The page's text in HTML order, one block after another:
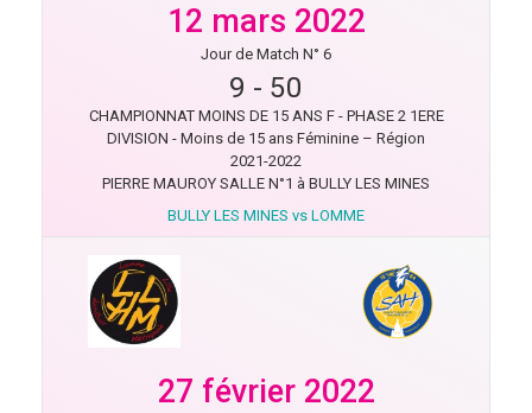
12 mars 2022
Jour de Match N° 6
9 - 50
CHAMPIONNAT MOINS DE 15 ANS F - PHASE 2 1ERE
DIVISION - Moins de 15 ans Féminine – Région
2021-2022
PIERRE MAUROY SALLE N°1 à BULLY LES MINES
BULLY LES MINES vs LOMME
27 février 2022